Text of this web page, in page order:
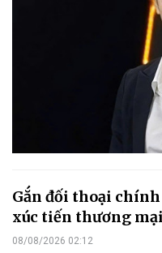
Gắn đối thoại
xúc tiến thương mại
08/08/2026 02:12